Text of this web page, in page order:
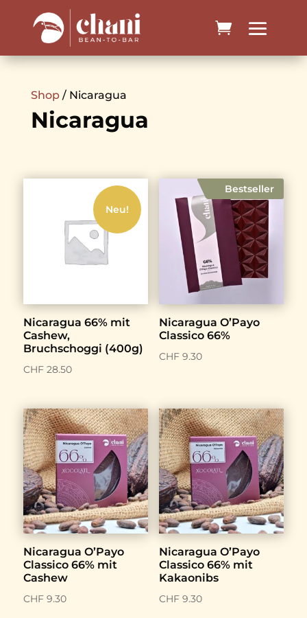
Shop/ Nicaragua
Nicaragua
Nicaragua 66% mit
Cashew,
Bruchschoggi (400g)
CHF28.50
Neu!
Nicaragua O’Payo
Classico 66%
CHF9.30
Bestseller
Nicaragua O’Payo
Classico 66% mit
Cashew
CHF9.30
Nicaragua O’Payo
Classico 66% mit
Kakaonibs
CHF9.30